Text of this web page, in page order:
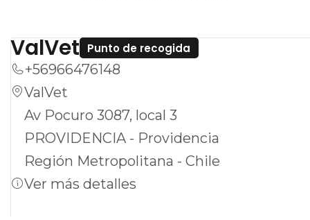
Asegúrate de incorporar este producto en la
rutina de cuidado de tu mascota para
promover una higiene adecuada y prevenir
inconvenientes.
ValVet Punto de recogida
+56966476148
ValVet
Av Pocuro 3087, local 3
PROVIDENCIA - Providencia
Región Metropolitana - Chile
Ver más detalles